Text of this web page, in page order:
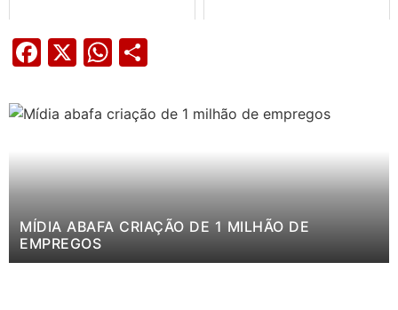
Facebook
X WhatsApp
MÍDIA ABAFA CRIAÇÃO DE 1 MILHÃO DE
EMPREGOS